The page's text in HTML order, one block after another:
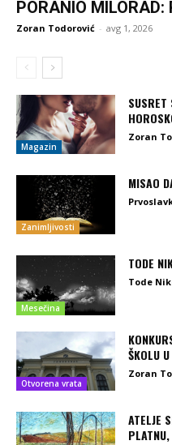
PORANIO
Zoran Todorović - avg 1, 2026
Magazin
SUSRET
Zoran
Zanimljivosti
MISAO
Mesečina
TODE
Tode
Otvorena vrata
ŠKOLU
Zoran
ATELJE